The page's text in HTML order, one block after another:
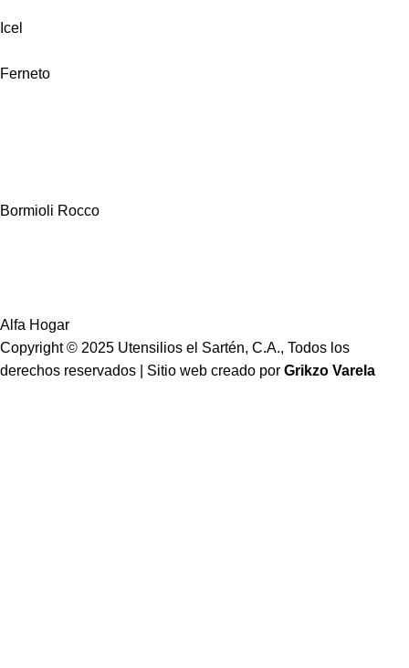
Icel
Ferneto
Bormioli Rocco
Alfa Hogar
Copyright © 2025 Utensilios el Sartén, C.A., Todos los
derechos reservados | Sitio web creado por Grikzo Varela